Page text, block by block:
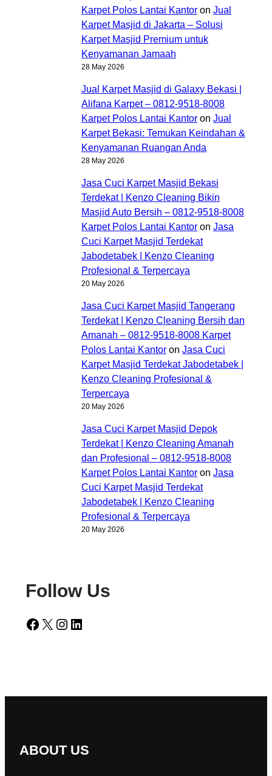
Karpet Polos Lantai Kantor on Jual
Karpet Masjid di Jakarta – Solusi
Karpet Masjid Premium untuk
Kenyamanan Jamaah
28 May 2026
Jual Karpet Masjid di Galaxy Bekasi |
Alifana Karpet – 0812-9518-8008
Karpet Polos Lantai Kantor on Jual
Karpet Bekasi: Temukan Keindahan &
Kenyamanan Ruangan Anda
28 May 2026
Jasa Cuci Karpet Masjid Bekasi
Terdekat | Kenzo Cleaning Bikin
Masjid Auto Bersih – 0812-9518-8008
Karpet Polos Lantai Kantor on Jasa
Cuci Karpet Masjid Terdekat
Jabodetabek | Kenzo Cleaning
Profesional & Terpercaya
20 May 2026
Jasa Cuci Karpet Masjid Tangerang
Terdekat | Kenzo Cleaning Bersih dan
Amanah – 0812-9518-8008 Karpet
Polos Lantai Kantor on Jasa Cuci
Karpet Masjid Terdekat Jabodetabek |
Kenzo Cleaning Profesional &
Terpercaya
20 May 2026
Jasa Cuci Karpet Masjid Depok
Terdekat | Kenzo Cleaning Amanah
dan Profesional – 0812-9518-8008
Karpet Polos Lantai Kantor on Jasa
Cuci Karpet Masjid Terdekat
Jabodetabek | Kenzo Cleaning
Profesional & Terpercaya
20 May 2026
Follow Us
Facebook X Instagram LinkedIn
ABOUT US